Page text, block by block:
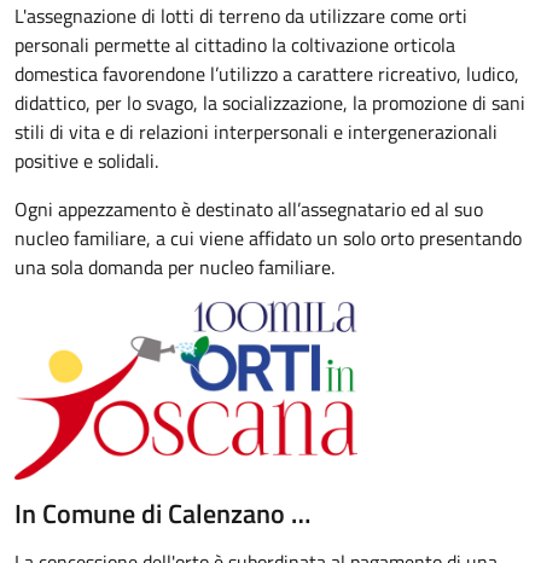
L'assegnazione di lotti di terreno da utilizzare come orti
personali permette al cittadino la coltivazione orticola
domestica favorendone l’utilizzo a carattere ricreativo, ludico,
didattico, per lo svago, la socializzazione, la promozione di sani
stili di vita e di relazioni interpersonali e intergenerazionali
positive e solidali.
Ogni appezzamento è destinato all’assegnatario ed al suo
nucleo familiare, a cui viene affidato un solo orto presentando
una sola domanda per nucleo familiare.
In Comune di Calenzano …